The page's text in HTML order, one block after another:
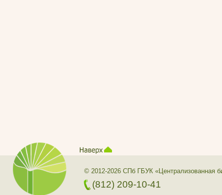
© 2012-2026 СПб ГБУК «Централизованная
(812) 209-10-41